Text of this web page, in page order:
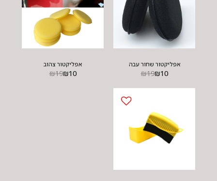
אפליקטור שחור עבה
₪19₪10
אפליקטור צהוב
₪19₪10